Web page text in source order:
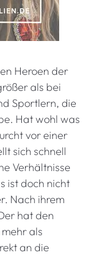
Heroen der
als bei
Sportlern, die
Hat wohl was
vor einer
sich schnell
Verhältnisse
ist doch nicht
Nach ihrem
hat den
als
an die